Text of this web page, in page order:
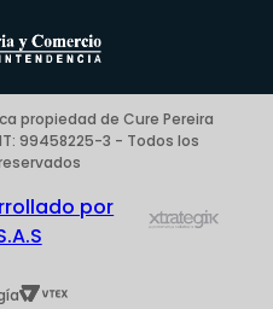
Place to Pay
privacidad
propiedad de Cure Pereira
99458225-3 - Todos los
por